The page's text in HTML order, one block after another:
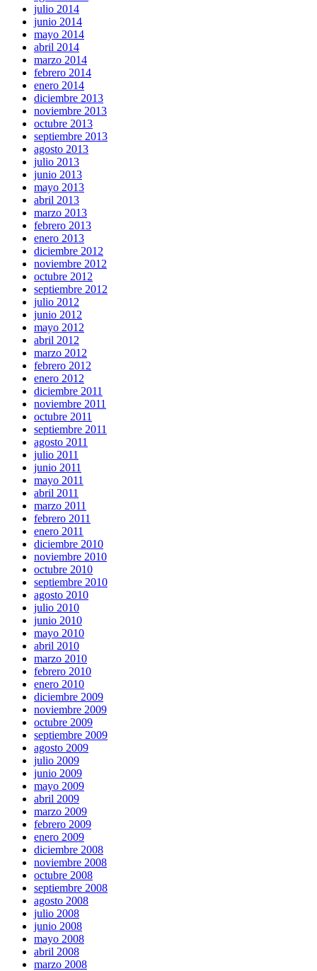
julio 2014
junio 2014
mayo 2014
abril 2014
marzo 2014
febrero 2014
enero 2014
diciembre 2013
noviembre 2013
octubre 2013
septiembre 2013
agosto 2013
julio 2013
junio 2013
mayo 2013
abril 2013
marzo 2013
febrero 2013
enero 2013
diciembre 2012
noviembre 2012
octubre 2012
septiembre 2012
julio 2012
junio 2012
mayo 2012
abril 2012
marzo 2012
febrero 2012
enero 2012
diciembre 2011
noviembre 2011
octubre 2011
septiembre 2011
agosto 2011
julio 2011
junio 2011
mayo 2011
abril 2011
marzo 2011
febrero 2011
enero 2011
diciembre 2010
noviembre 2010
octubre 2010
septiembre 2010
agosto 2010
julio 2010
junio 2010
mayo 2010
abril 2010
marzo 2010
febrero 2010
enero 2010
diciembre 2009
noviembre 2009
octubre 2009
septiembre 2009
agosto 2009
julio 2009
junio 2009
mayo 2009
abril 2009
marzo 2009
febrero 2009
enero 2009
diciembre 2008
noviembre 2008
octubre 2008
septiembre 2008
agosto 2008
julio 2008
junio 2008
mayo 2008
abril 2008
marzo 2008